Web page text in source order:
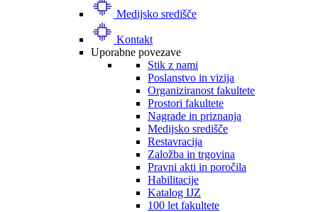
Medijsko središče
Kontakt
Uporabne povezave
Stik z nami
Poslanstvo in vizija
Organiziranost fakultete
Prostori fakultete
Nagrade in priznanja
Medijsko središče
Restavracija
Založba in trgovina
Pravni akti in poročila
Habilitacije
Katalog IJZ
100 let fakultete